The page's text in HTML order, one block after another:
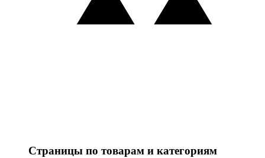
Страницы по товарам и категориям